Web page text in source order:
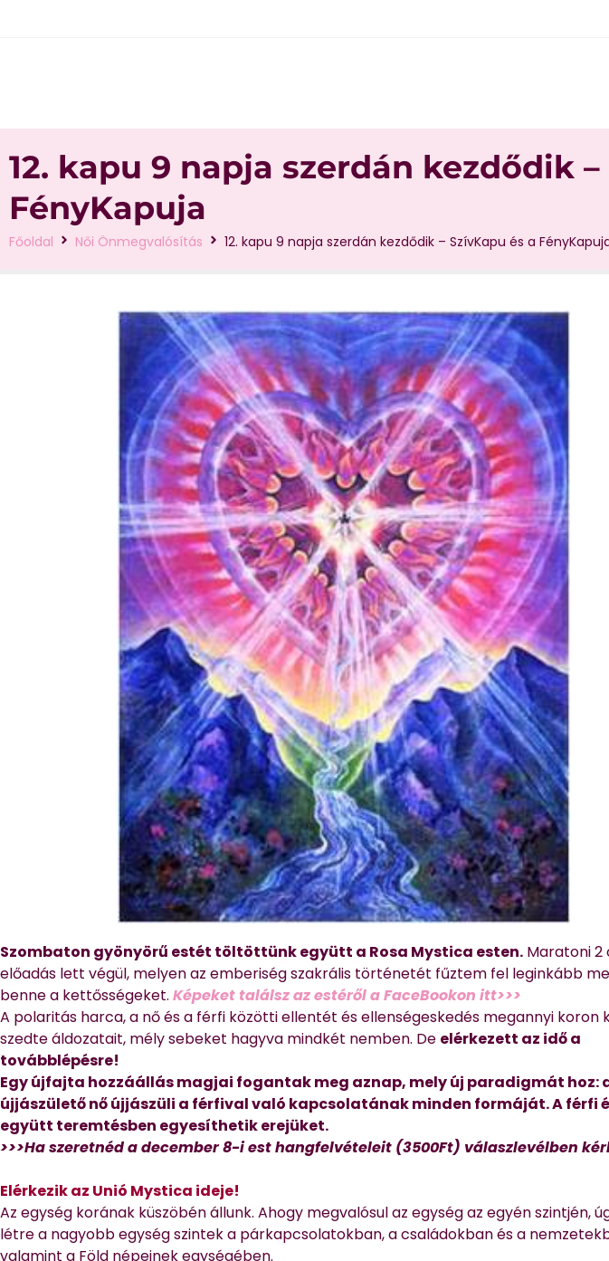
12. kapu 9 napja szerdán kezdődik –
FényKapuja
Főoldal Női Önmegvalósítás 12. kapu 9 napja szerdán kezdődik – SzívKapu és a
Szombaton gyönyörű estét töltöttünk együtt a Rosa Mystica esten. Maratoni 2
előadás lett végül, melyen az emberiség szakrális történetét fűztem fel leginkább
benne a kettősségeket. Képeket találsz az estéről a FaceBookon itt>>>
A polaritás harca, a nő és a férfi közötti ellentét és ellenségeskedés megannyi koron
szedte áldozatait, mély sebeket hagyva mindkét nemben. De elérkezett az idő a
továbblépésre!
Egy újfajta hozzáállás magjai fogantak meg aznap, mely új paradigmát hoz:
újjászülető nő újjászüli a férfival való kapcsolatának minden formáját. A férfi
együtt teremtésben egyesíthetik erejüket.
>>>Ha szeretnéd a december 8-i est hangfelvételeit (3500Ft) válaszlevélben
Elérkezik az Unió Mystica ideje!
Az egység korának küszöbén állunk. Ahogy megvalósul az egység az egyén szintjén,
létre a nagyobb egység szintek a párkapcsolatokban, a családokban és a
valamint a Föld népeinek egységében.